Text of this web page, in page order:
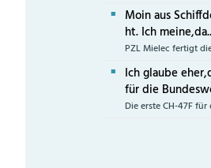
Moin aus
ht. Ich
PZL Mielec fertigt
Ich glaube
für die
Die erste CH-47F